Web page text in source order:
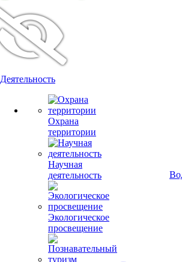
Деятельность
Охрана
территории
Научная
деятельность
Экологическое
просвещение